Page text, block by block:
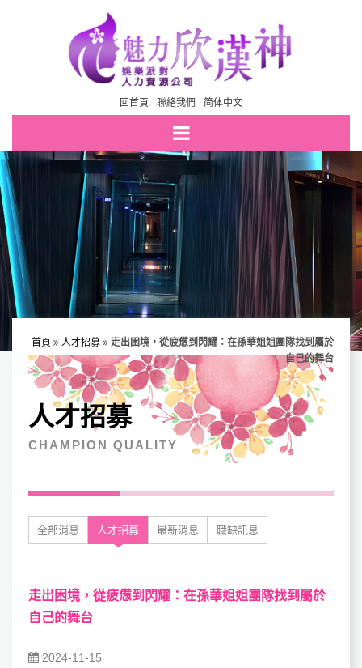
回首頁 聯絡我們 简体中文
首頁 人才招募
走出困境，從疲憊到閃耀：在孫華姐姐團隊找到屬於
自己的舞台
人才招募
CHAMPION QUALITY
全部消息 人才招募 最新消息 職缺訊息
走出困境，從疲憊到閃耀：在孫華姐姐團隊找到屬於
自己的舞台
2024-11-15